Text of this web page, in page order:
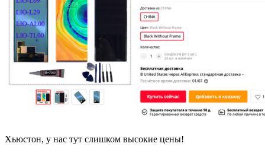
Хьюстон, у нас тут слишком высокие цены!